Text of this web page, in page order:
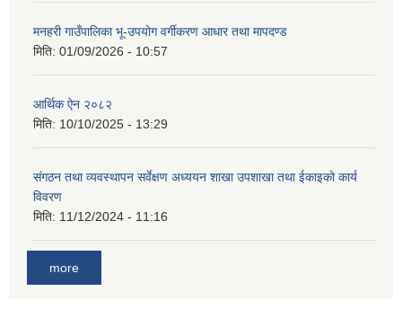
मनहरी गाउँपालिका भू-उपयोग वर्गीकरण आधार तथा मापदण्ड
मिति: 01/09/2026 - 10:57
आर्थिक ऐन २०८२
मिति: 10/10/2025 - 13:29
संगठन तथा व्यवस्थापन सर्वेक्षण अध्ययन शाखा उपशाखा तथा ईकाइको कार्य
विवरण
मिति: 11/12/2024 - 11:16
more